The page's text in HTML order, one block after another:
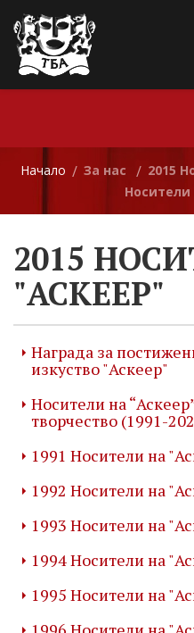
Начало / За нас / 2015
2015
"АСКЕЕР"
Награда за
изкуство "Аскеер"
Носители на
творчество (1991-
1991 Носители на
1992 Носители на
1993 Носители на
1994 Носители на
1995 Носители на